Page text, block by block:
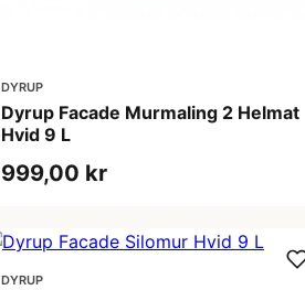
DYRUP
Dyrup Facade Murmaling 2 Helmat
Hvid 9 L
999,00 kr
DYRUP